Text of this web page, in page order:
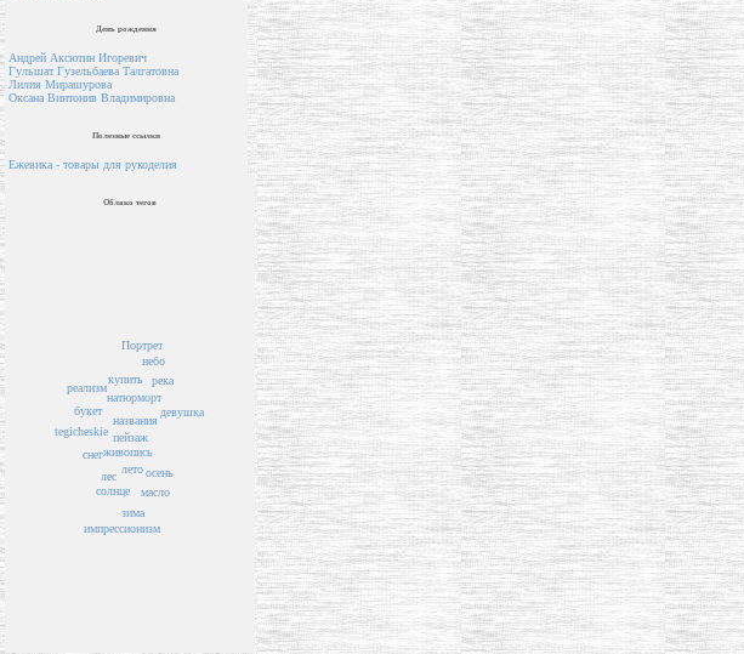
День рождения
Андрей Аксютин Игоревич
Гульшат Гузельбаева Талгатовна
Лилия Мирашурова
Оксана Винтонив Владимировна
Полезные ссылки
Ежевика - товары для рукоделия
Облако тегов
пейзаж
названия
живопись
лето
натюрморт
купить
солнце
лес
зима
осень
букет
масло
река
снег
tegicheskie
реализм
небо
импрессионизм
Портрет
девушка